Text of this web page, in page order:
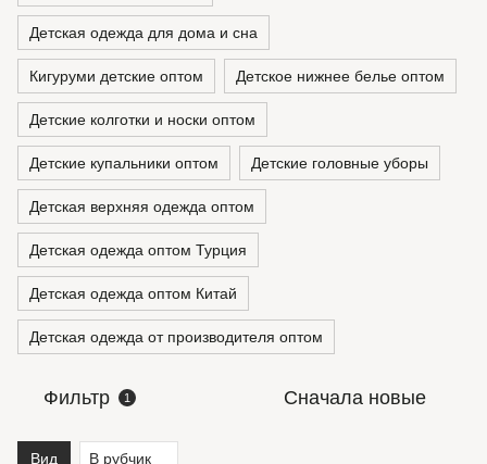
Детская одежда для дома и сна
Кигуруми детские оптом Детское нижнее белье оптом
Детские колготки и носки оптом
Детские купальники оптом Детские головные уборы
Детская верхняя одежда оптом
Детская одежда оптом Турция
Детская одежда оптом Китай
Детская одежда от производителя оптом
Фильтр 1 Сначала новые
Вид В рубчик